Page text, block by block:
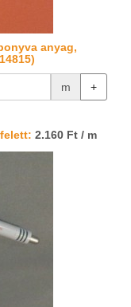
anyag,
m +
2.160 Ft / m